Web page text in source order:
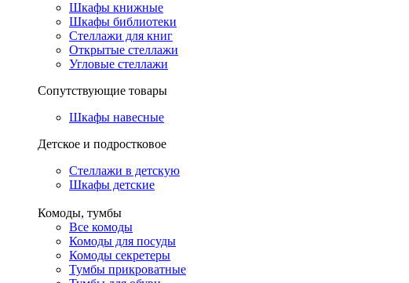
Шкафы книжные
Шкафы библиотеки
Стеллажи для книг
Открытые стеллажи
Угловые стеллажи
Сопутствующие товары
Шкафы навесные
Детское и подростковое
Стеллажи в детскую
Шкафы детские
Комоды, тумбы
Все комоды
Комоды для посуды
Комоды секретеры
Тумбы прикроватные